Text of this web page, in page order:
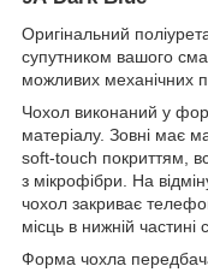
Оригінальний
супутником вашого
можливих механічних
Чохол виконаний у
матеріалу. Зовні має
soft-touch покриттям,
з мікрофібри. На
чохол закриває
місць в нижній частині
Форма чохла